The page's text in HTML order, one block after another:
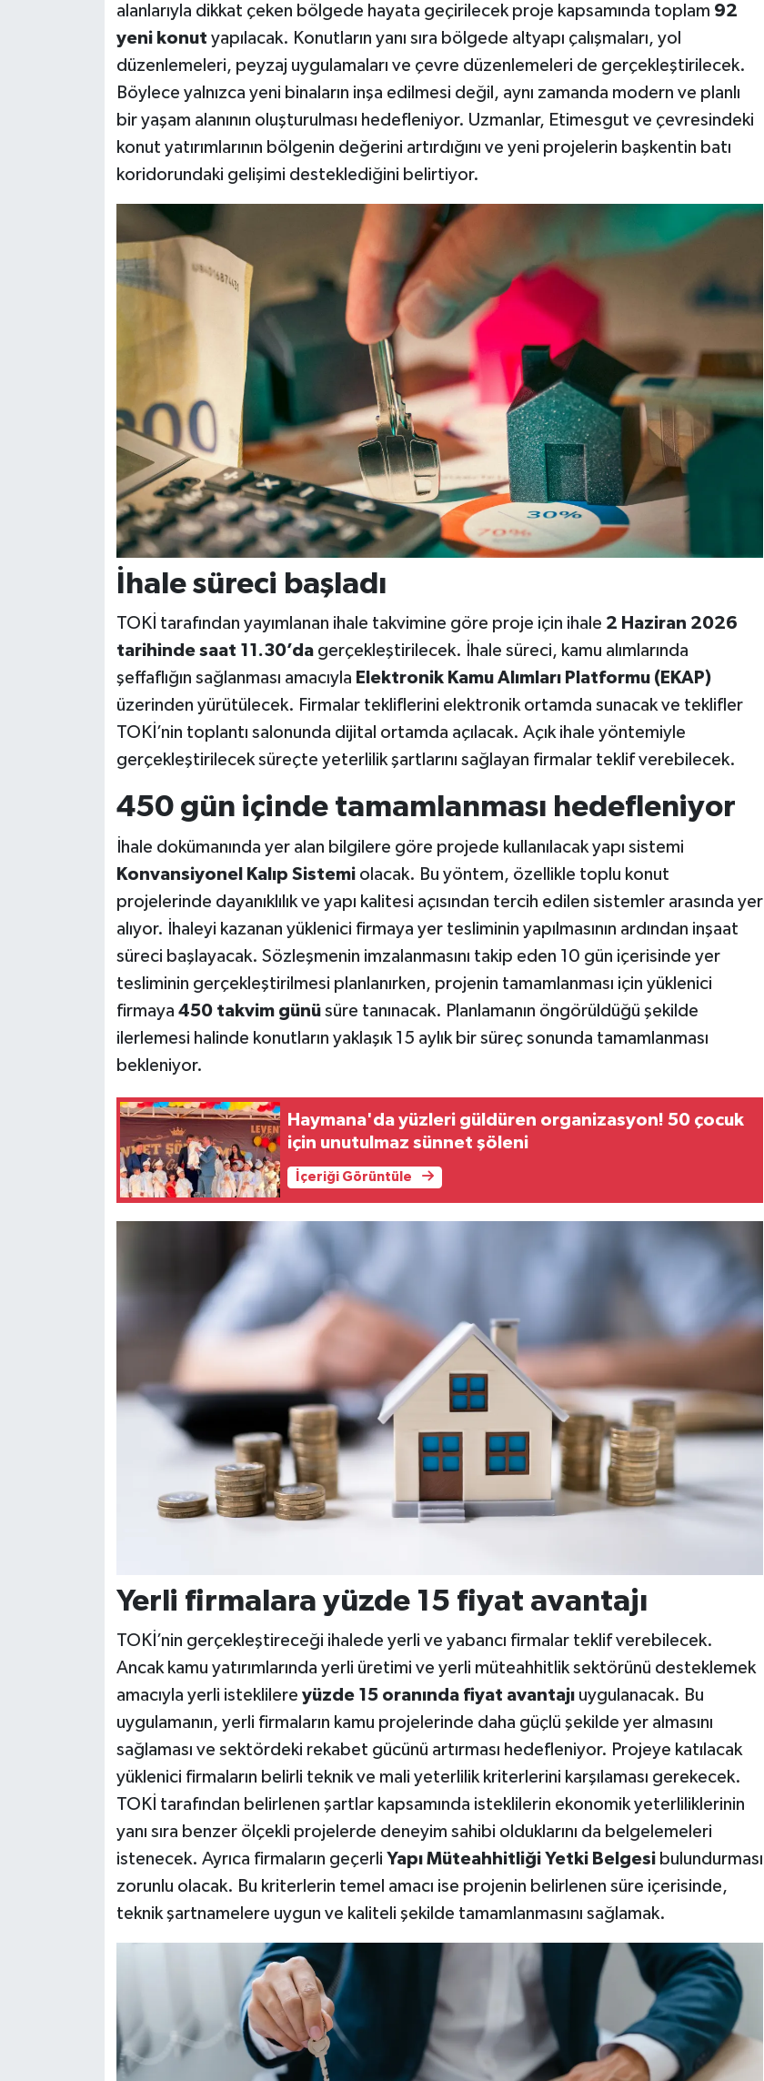
alanlarıyla dikkat çeken bölgede hayata geçirilecek proje kapsamında toplam 92
yeni konut yapılacak. Konutların yanı sıra bölgede altyapı çalışmaları, yol
düzenlemeleri, peyzaj uygulamaları ve çevre düzenlemeleri de gerçekleştirilecek.
Böylece yalnızca yeni binaların inşa edilmesi değil, aynı zamanda modern ve planlı
bir yaşam alanının oluşturulması hedefleniyor. Uzmanlar, Etimesgut ve çevresindeki
konut yatırımlarının bölgenin değerini artırdığını ve yeni projelerin başkentin batı
koridorundaki gelişimi desteklediğini belirtiyor.
İhale süreci başladı
TOKİ tarafından yayımlanan ihale takvimine göre proje için ihale 2 Haziran 2026
tarihinde saat 11.30’dagerçekleştirilecek. İhale süreci, kamu alımlarında
şeffaflığın sağlanması amacıyla Elektronik Kamu Alımları Platformu (EKAP)
üzerinden yürütülecek. Firmalar tekliflerini elektronik ortamda sunacak ve teklifler
TOKİ’nin toplantı salonunda dijital ortamda açılacak. Açık ihale yöntemiyle
gerçekleştirilecek süreçte yeterlilik şartlarını sağlayan firmalar teklif verebilecek.
450 gün içinde tamamlanması hedefleniyor
İhale dokümanında yer alan bilgilere göre projede kullanılacak yapı sistemi
Konvansiyonel Kalıp Sistemiolacak. Bu yöntem, özellikle toplu konut
projelerinde dayanıklılık ve yapı kalitesi açısından tercih edilen sistemler arasında yer
alıyor. İhaleyi kazanan yüklenici firmaya yer tesliminin yapılmasının ardından inşaat
süreci başlayacak. Sözleşmenin imzalanmasını takip eden 10 gün içerisinde yer
tesliminin gerçekleştirilmesi planlanırken, projenin tamamlanması için yüklenici
firmaya 450 takvim günüsüre tanınacak. Planlamanın öngörüldüğü şekilde
ilerlemesi halinde konutların yaklaşık 15 aylık bir süreç sonunda tamamlanması
bekleniyor.
Haymana'da yüzleri güldüren organizasyon! 50 çocuk
için unutulmaz sünnet şöleni
İçeriği Görüntüle
Yerli firmalara yüzde 15 fiyat avantajı
TOKİ’nin gerçekleştireceği ihalede yerli ve yabancı firmalar teklif verebilecek.
Ancak kamu yatırımlarında yerli üretimi ve yerli müteahhitlik sektörünü desteklemek
amacıyla yerli isteklilere yüzde 15 oranında fiyat avantajıuygulanacak. Bu
uygulamanın, yerli firmaların kamu projelerinde daha güçlü şekilde yer almasını
sağlaması ve sektördeki rekabet gücünü artırması hedefleniyor. Projeye katılacak
yüklenici firmaların belirli teknik ve mali yeterlilik kriterlerini karşılaması gerekecek.
TOKİ tarafından belirlenen şartlar kapsamında isteklilerin ekonomik yeterliliklerinin
yanı sıra benzer ölçekli projelerde deneyim sahibi olduklarını da belgelemeleri
istenecek. Ayrıca firmaların geçerli Yapı Müteahhitliği Yetki Belgesibulundurması
zorunlu olacak. Bu kriterlerin temel amacı ise projenin belirlenen süre içerisinde,
teknik şartnamelere uygun ve kaliteli şekilde tamamlanmasını sağlamak.